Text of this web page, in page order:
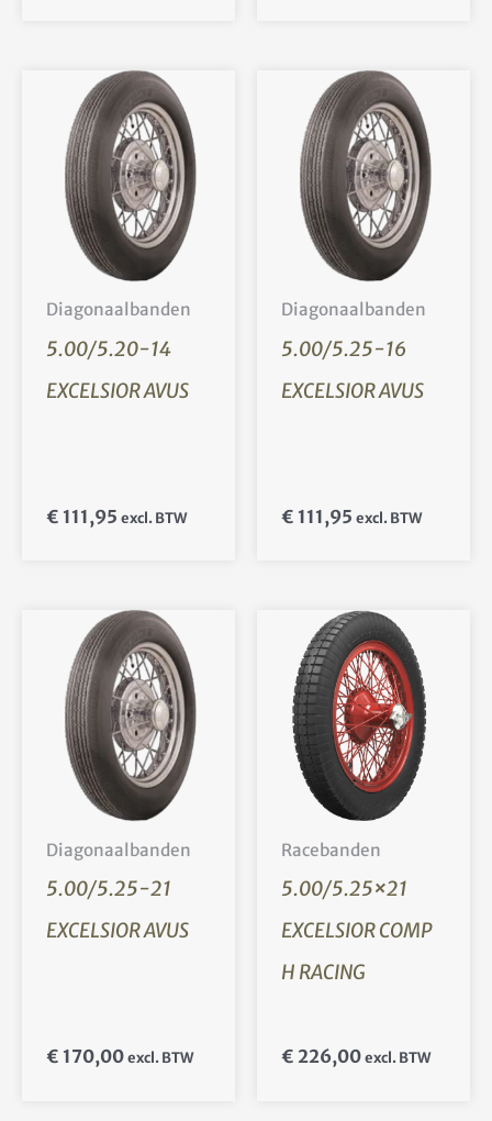
Diagonaalbanden
5.00/5.20-14
EXCELSIOR AVUS
€ 111,95 excl. BTW
Diagonaalbanden
5.00/5.25-16
EXCELSIOR AVUS
€ 111,95 excl. BTW
Diagonaalbanden
5.00/5.25-21
EXCELSIOR AVUS
€ 170,00 excl. BTW
Racebanden
5.00/5.25×21
EXCELSIOR COMP
H RACING
€ 226,00 excl. BTW